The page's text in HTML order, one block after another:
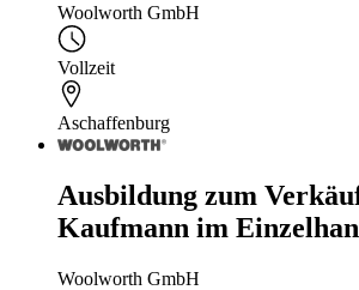
Woolworth GmbH
Vollzeit
Aschaffenburg
Ausbildung zum
Kaufmann im
Woolworth GmbH